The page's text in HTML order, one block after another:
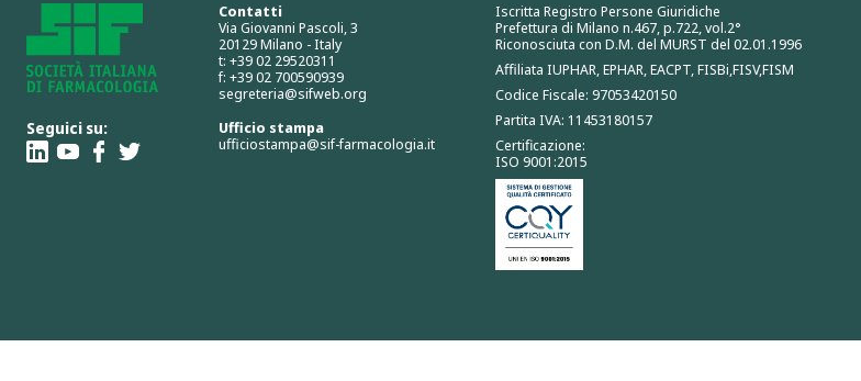
Seguici su:
Contatti
Via Giovanni Pascoli, 3
20129 Milano - Italy
t: +39 02 29520311
f: +39 02 700590939
segreteria@sifweb.org
Ufficio stampa
ufficiostampa@sif-farmacologia.it
Iscritta Registro Persone Giuridiche
Prefettura di Milano n.467, p.722, vol.2°
Riconosciuta con D.M. del MURST del 02.01.1996
Affiliata IUPHAR, EPHAR, EACPT, FISBi,FISV,FISM
Codice Fiscale: 97053420150
Partita IVA: 11453180157
Certificazione:
ISO 9001:2015